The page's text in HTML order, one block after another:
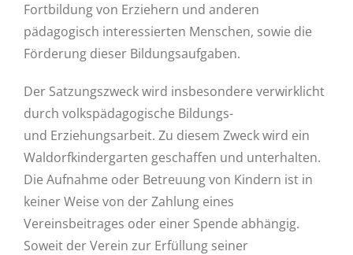
Fortbildung von Erziehern und anderen
pädagogisch interessierten Menschen, sowie die
Förderung dieser Bildungsaufgaben.
Der Satzungszweck wird insbesondere verwirklicht
durch volkspädagogische Bildungs-
und Erziehungsarbeit. Zu diesem Zweck wird ein
Waldorfkindergarten geschaffen und unterhalten.
Die Aufnahme oder Betreuung von Kindern ist in
keiner Weise von der Zahlung eines
Vereinsbeitrages oder einer Spende abhängig.
Soweit der Verein zur Erfüllung seiner